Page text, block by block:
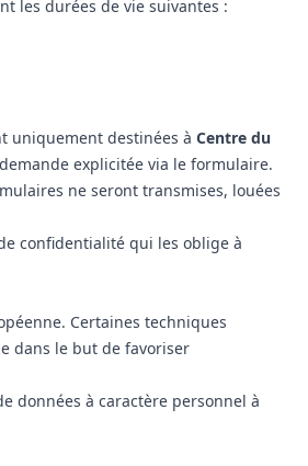
les durées de vie suivantes :
uniquement destinées à Centre du
explicitée via le formulaire.
ne seront transmises, louées
confidentialité qui les oblige à
Certaines techniques
dans le but de favoriser
données à caractère personnel à